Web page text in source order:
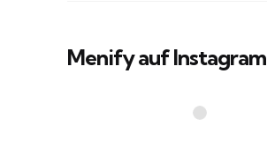
Menify auf Instagram